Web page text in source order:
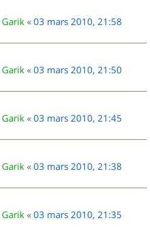
Garik « 03 mars 2010, 21:58
Garik « 03 mars 2010, 21:50
Garik « 03 mars 2010, 21:45
Garik « 03 mars 2010, 21:38
Garik « 03 mars 2010, 21:35